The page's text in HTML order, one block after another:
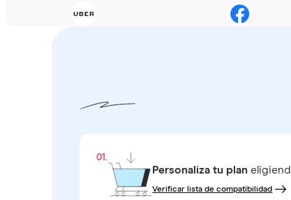
01.
Personaliza tu plan
Verificar lista de compatibilidad